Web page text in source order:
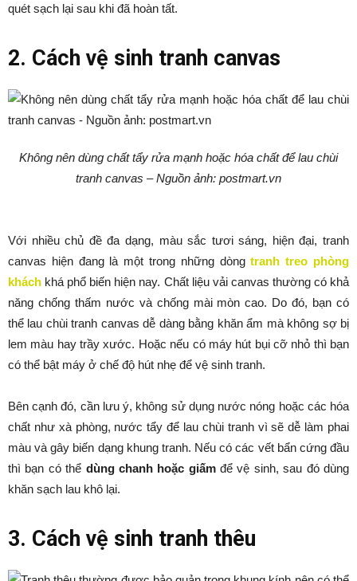
quét sạch lại sau khi đã hoàn tất.
2. Cách vệ sinh tranh canvas
Không nên dùng chất tẩy rửa mạnh hoặc hóa chất để lau chùi
tranh canvas – Nguồn ảnh: postmart.vn
Với nhiều chủ đề đa dạng, màu sắc tươi sáng, hiện đại, tranh
canvas hiện đang là một trong những dòngtranh treo phòng
khách khá phổ biến hiện nay. Chất liệu vải canvas thường có khả
năng chống thấm nước và chống mài mòn cao. Do đó, bạn có
thể lau chùi tranh canvas dễ dàng bằng khăn ẩm mà không sợ bị
lem màu hay trầy xước. Hoặc nếu có máy hút bụi cỡ nhỏ thì bạn
có thể bật máy ở chế độ hút nhẹ để vệ sinh tranh.
Bên cạnh đó, cần lưu ý, không sử dụng nước nóng hoặc các hóa
chất như xà phòng, nước tẩy để lau chùi tranh vì sẽ dễ làm phai
màu và gây biến dạng khung tranh. Nếu có các vết bẩn cứng đầu
thì bạn có thể dùng chanh hoặc giấmđể vệ sinh, sau đó dùng
khăn sạch lau khô lại.
3. Cách vệ sinh tranh thêu